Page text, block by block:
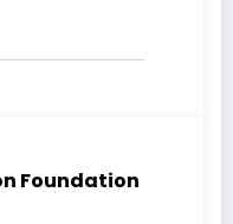
Foundation